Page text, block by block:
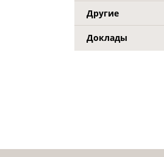
Другие
Доклады